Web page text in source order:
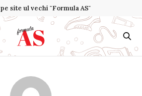
pe site ul vechi "Formula AS"